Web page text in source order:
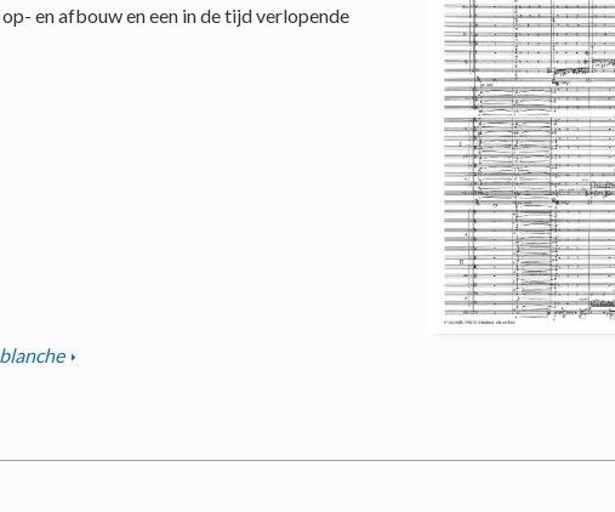
en afbouw en een in de tijd verlopende